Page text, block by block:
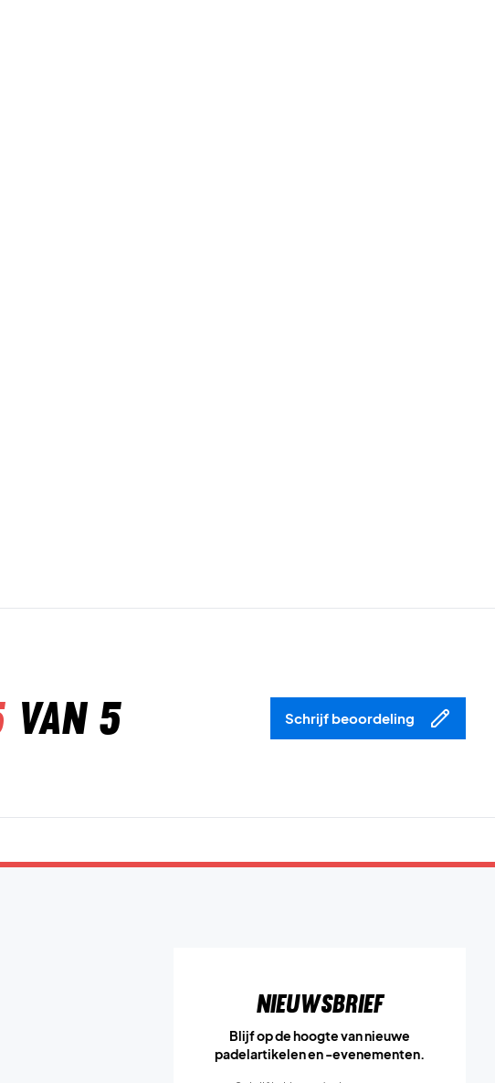
van 5 Schrijf beoordeling
Nieuwsbrief
Blijf op de hoogte van nieuwe
padelartikelen en -evenementen.